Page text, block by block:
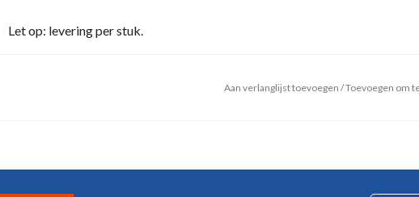
Let op: levering per stuk.
Aan verlanglijst toevoegen /Toevoegen om